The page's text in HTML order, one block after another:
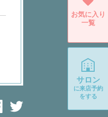
お気に入り
一覧
サロン
に来店予約
をする